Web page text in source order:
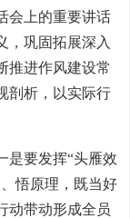
会上的重要讲话
，巩固拓展深入
推进作风建设常
剖析，以实际行
是要发挥“头雁效
悟原理，既当好
动带动形成全员